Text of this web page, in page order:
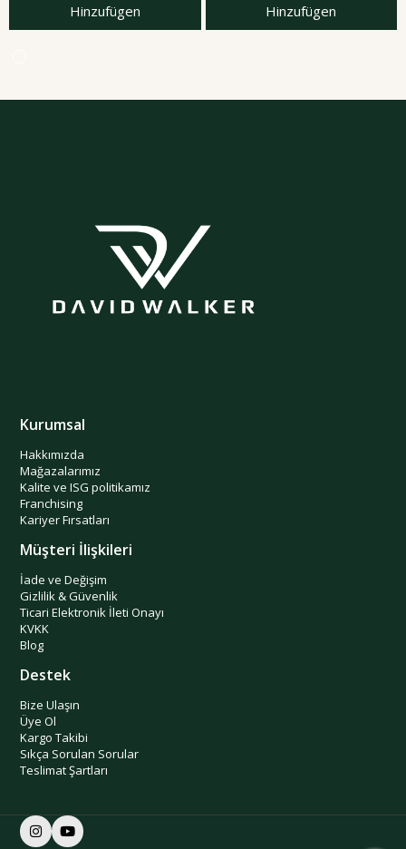
Hinzufügen Hinzufügen
Kurumsal
Hakkımızda
Mağazalarımız
Kalite ve ISG politikamız
Franchising
Kariyer Fırsatları
Müşteri İlişkileri
İade ve Değişim
Gizlilik & Güvenlik
Ticari Elektronik İleti Onayı
KVKK
Blog
Destek
Bize Ulaşın
Üye Ol
Kargo Takibi
Sıkça Sorulan Sorular
Teslimat Şartları